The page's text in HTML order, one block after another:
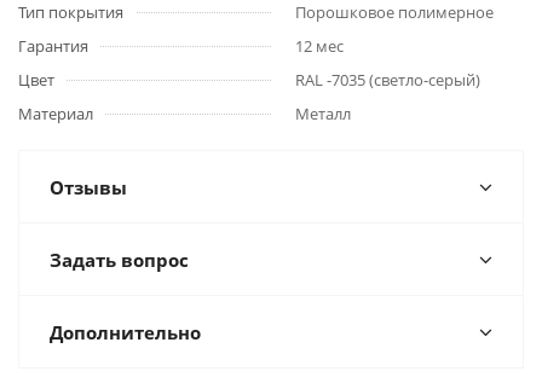
Тип покрытия
Порошковое полимерное
Гарантия
12 мес
Цвет
RAL -7035 (светло-серый)
Материал
Металл
Отзывы
Задать вопрос
Дополнительно